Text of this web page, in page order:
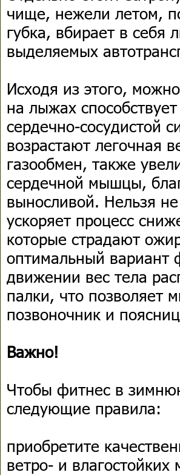
чище, нежели летом,
губка, вбирает в себя
выделяемых
Исходя из этого,
на лыжах
сердечно-сосудистой
возрастают легочная
газообмен, также
сердечной мышцы,
выносливой. Нельзя
ускоряет процесс
которые страдают
оптимальный вариант
движении вес тела
палки, что позволяет
позвоночник и
Важно!
Чтобы фитнес в
следующие правила:
приобретите
ветро- и влагостойких